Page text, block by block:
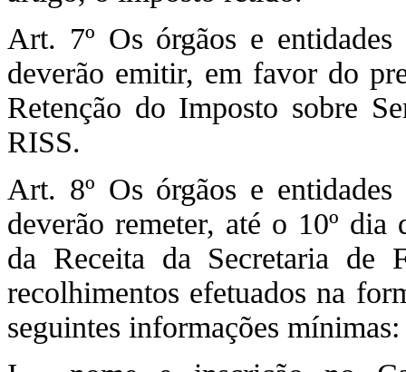
Art. 7º Os órgãos e
deverão emitir, em favor do
Retenção do Imposto sobre
RISS.
Art. 8º Os órgãos e
deverão remeter, até o 10º dia
da Receita da Secretaria de
recolhimentos efetuados na
seguintes informações mínimas: